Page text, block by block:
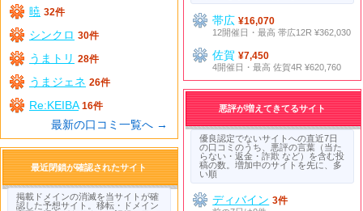
暁 32件
シンクロ 30件
うまトリ 28件
うまジェネ 26件
Re:KEIBA 16件
最新の口コミ一覧へ →
帯広¥16,070
12開催日・最高 帯広12R ¥362,030
佐賀¥7,450
4開催日・最高 佐賀4R ¥620,760
悪評が増えてきてるサイト
優良認定でないサイトへの直近7日
の口コミのうち、悪評の言葉（当た
らない・返金・詐欺 など）を含む投
稿の数。増加中のサイトを先に、多
い順
ディバイン 3件
最近閉鎖が確認されたサイト
掲載ドメインの消滅を当サイトが確
認した予想サイト。移転・ドメイン